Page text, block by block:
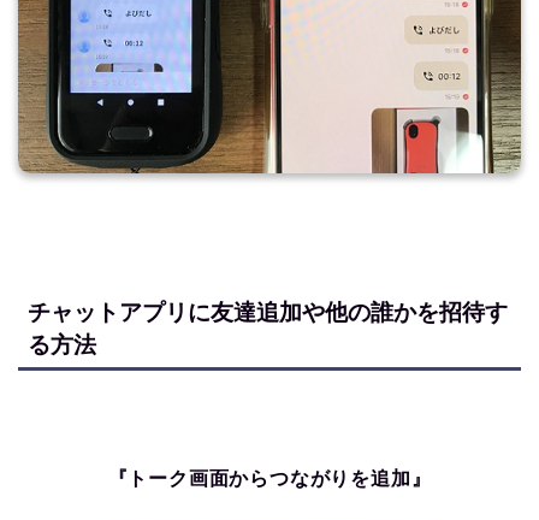
チャットアプリに友達追加や他の誰かを招待す
る方法
『トーク画面からつながりを追加』